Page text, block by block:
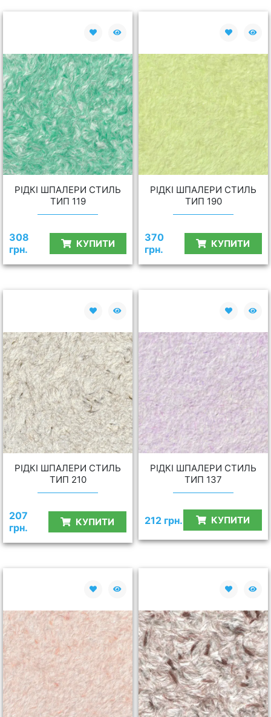
РІДКІ ШПАЛЕРИ СТИЛЬ
ТИП 119
308
грн.
КУПИТИ
РІДКІ ШПАЛЕРИ СТИЛЬ
ТИП 190
370
грн.
КУПИТИ
РІДКІ ШПАЛЕРИ СТИЛЬ
ТИП 210
207
грн.
КУПИТИ
РІДКІ ШПАЛЕРИ СТИЛЬ
ТИП 137
212 грн. КУПИТИ